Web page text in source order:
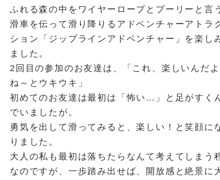
ふれる森の中をワイヤーロープとプーリーと言
滑車を伝って滑り降りるアドベンチャーアトラ
ション「ジップラインアドベンチャー」を楽し
ました。
2回目の参加のお友達は、「これ、楽しいんだよ
ね～とウキウキ」
初めてのお友達は最初は「怖い…」と足がすく
でいましたが。
勇気を出して滑ってみると、楽しい！と笑顔に
りました。
大人の私も最初は落ちたらなんて考えてしまう
なのですが、一歩踏み出せば、開放感と絶景に